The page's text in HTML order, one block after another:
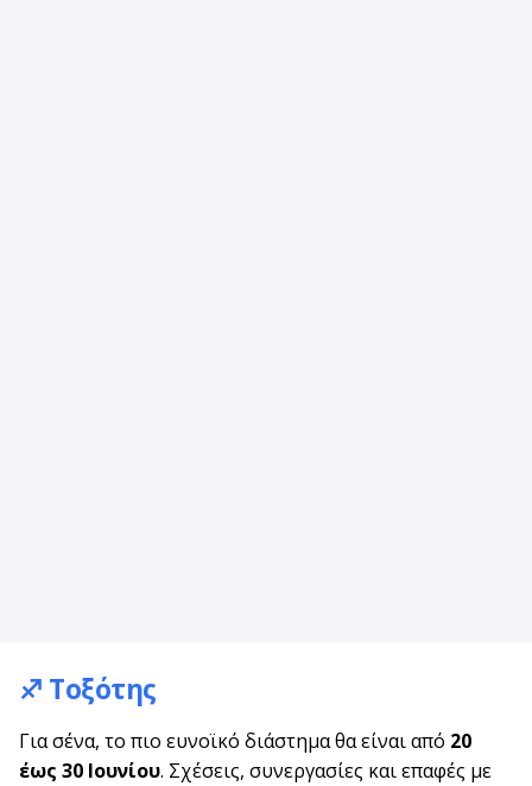
♐ Τοξότης
Για σένα, το πιο ευνοϊκό διάστημα θα είναι από 20
έως 30 Ιουνίου. Σχέσεις, συνεργασίες και επαφές με